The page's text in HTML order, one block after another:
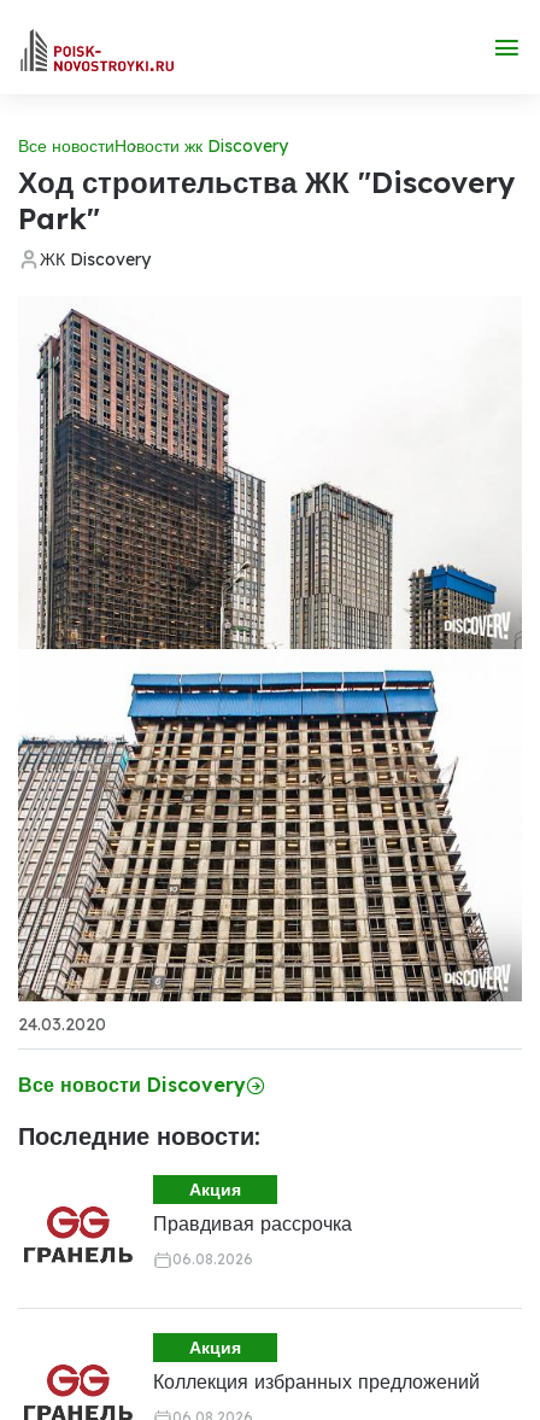
Все новостиНовости жк Discovery
Ход строительства ЖК "Discovery
Park"
ЖК Discovery
24.03.2020
Все новости Discovery
Последние новости:
Акция
Правдивая рассрочка
06.08.2026
Акция
Коллекция избранных предложений